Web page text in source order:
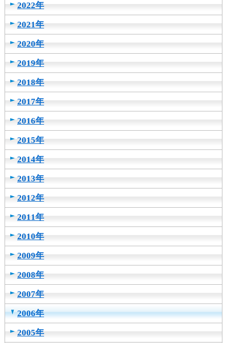
2022年
2021年
2020年
2019年
2018年
2017年
2016年
2015年
2014年
2013年
2012年
2011年
2010年
2009年
2008年
2007年
2006年
2005年